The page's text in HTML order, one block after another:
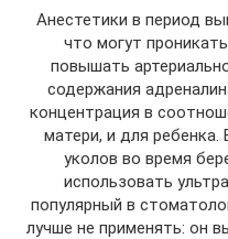
Анестетики в период
что могут
повышать
содержания
концентрация в
матери, и для
уколов во время
использовать
популярный в
лучше не применять: он